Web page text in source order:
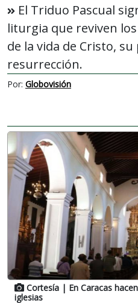
El Triduo Pascual
liturgia que reviven
de la vida de Cristo,
resurrección.
Por: Globovisión
Cortesía | En Caracas
iglesias